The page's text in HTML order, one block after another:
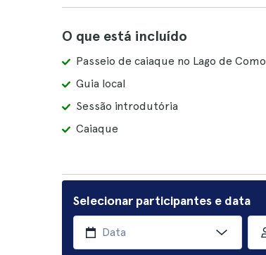
O que está incluído
Passeio de caiaque no Lago de Como
Guia local
Sessão introdutória
Caiaque
Selecionar participantes e data